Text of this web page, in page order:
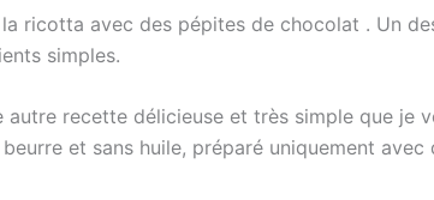
la ricotta avec des pépites de chocolat . Un
simples.
recette délicieuse et très simple que je
et sans huile, préparé uniquement